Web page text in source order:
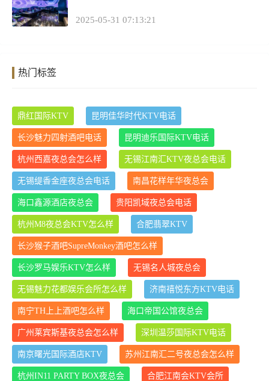
2025-05-31 07:13:21
热门标签
鼎红国际KTV 昆明佳华时代KTV电话
长沙魅力四射酒吧电话 昆明迪乐国际KTV电话
杭州西嘉夜总会怎么样 无锡江南汇KTV夜总会电话
无锡缇香金座夜总会电话 南昌花样年华夜总会
海口鑫源酒店夜总会 贵阳凯域夜总会电话
杭州M8夜总会KTV怎么样 合肥翡翠KTV
长沙猴子酒吧SupreMonkey酒吧怎么样
长沙罗马娱乐KTV怎么样 无锡名人城夜总会
无锡魅力花都娱乐会所怎么样 济南禧悦东方KTV电话
南宁TH上上酒吧怎么样 海口帝国公馆夜总会
广州莱宾斯基夜总会怎么样 深圳温莎国际KTV电话
南京曙光国际酒店KTV 苏州江南汇二号夜总会怎么样
杭州IN11 PARTY BOX夜总会 合肥江南会KTV会所